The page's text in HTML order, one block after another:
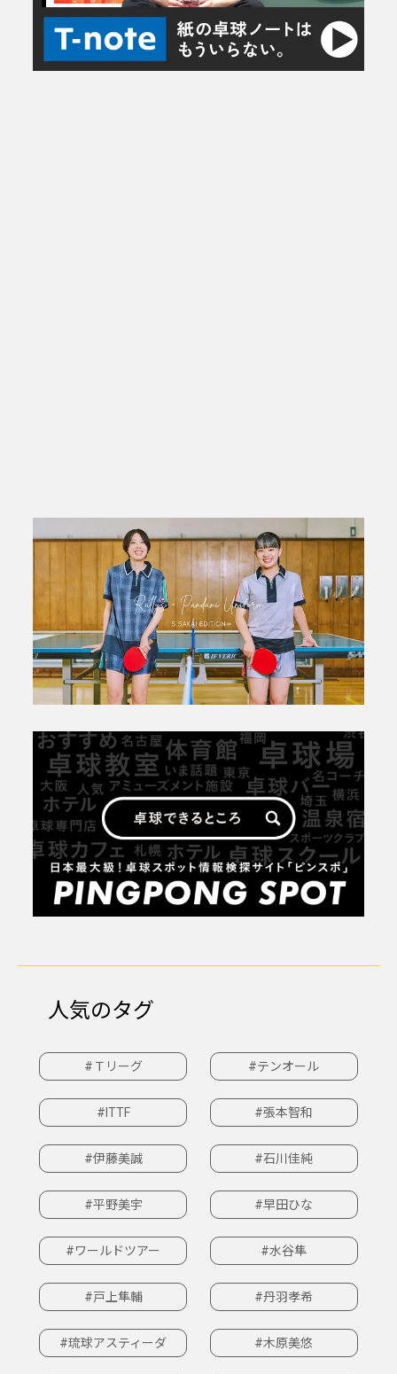
人気のタグ
#Ｔリーグ #テンオール
#ITTF #張本智和
#伊藤美誠 #石川佳純
#平野美宇 #早田ひな
#ワールドツアー #水谷隼
#戸上隼輔 #丹羽孝希
#琉球アスティーダ #木原美悠